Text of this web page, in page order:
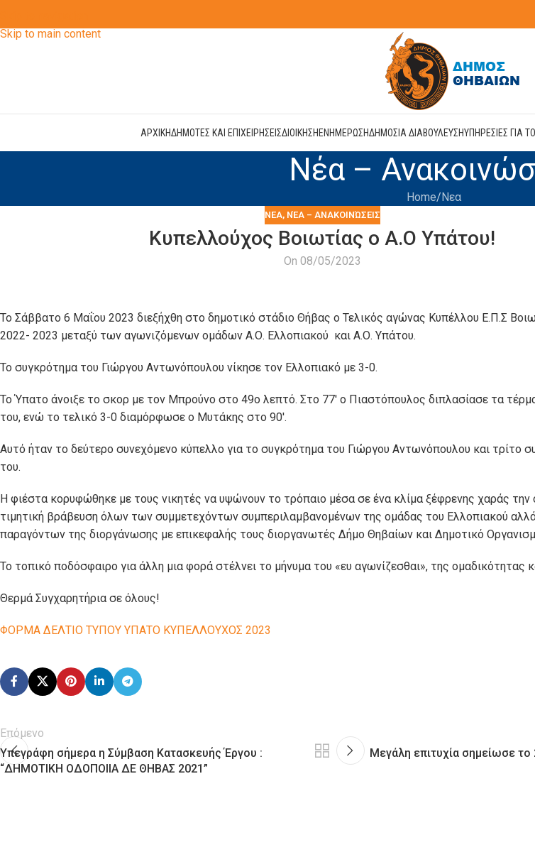
Skip to main content
ΑΡΧΙΚΗΔΗΜΟΤΕΣ ΚΑΙ ΕΠΙΧΕΙΡΗΣΕΙΣΔΙΟΙΚΗΣΗΕΝΗΜΕΡΩΣΗΔΗΜΟΣΙΑ ΔΙΑΒΟΥΛΕΥΣΗΥΠΗΡΕΣΙΕΣ ΓΙΑ
Νέα –
Home Νεα
ΝΕΑ, ΝΈΑ – ΑΝΑΚΟΙΝΏΣΕΙΣ
Κυπελλούχος Βοιωτίας ο Α.Ο Υπάτου!
On 08/05/2023
Το Σάββατο 6 Μαΐου 2023 διεξήχθη στο δημοτικό στάδιο Θήβας ο Τελικός αγώνας Κυπέλλου Ε.Π.Σ
2022- 2023 μεταξύ των αγωνιζόμενων ομάδων Α.Ο. Ελλοπιακού και Α.Ο. Υπάτου.
Το συγκρότημα του Γιώργου Αντωνόπουλου νίκησε τον Ελλοπιακό με 3-0.
Το Ύπατο άνοιξε το σκορ με τον Μπρούνο στο 49ο λεπτό. Στο 77′ ο Πιαστόπουλος διπλασίασε τα
του, ενώ το τελικό 3-0 διαμόρφωσε ο Μυτάκης στο 90′.
Αυτό ήταν το δεύτερο συνεχόμενο κύπελλο για το συγκρότημα του Γιώργου Αντωνόπουλου και τρίτο
του.
Η φιέστα κορυφώθηκε με τους νικητές να υψώνουν το τρόπαιο μέσα σε ένα κλίμα ξέφρενης χαράς την
τιμητική βράβευση όλων των συμμετεχόντων συμπεριλαμβανομένων της ομάδας του Ελλοπιακού
παραγόντων της διοργάνωσης με επικεφαλής τους διοργανωτές Δήμο Θηβαίων και Δημοτικό
Το τοπικό ποδόσφαιρο για άλλη μια φορά στέλνει το μήνυμα του «ευ αγωνίζεσθαι», της ομαδικότητας
Θερμά Συγχαρητήρια σε όλους!
ΦΟΡΜΑ ΔΕΛΤΙΟ ΤΥΠΟΥ ΥΠΑΤΟ ΚΥΠΕΛΛΟΥΧΟΣ 2023
Επόμενο
Υπεγράφη σήμερα η Σύμβαση Κατασκευής Έργου :
“ΔΗΜΟΤΙΚΗ ΟΔΟΠΟΙΙΑ ΔΕ ΘΗΒΑΣ 2021”
Μεγάλη επιτυχία σημείωσε το